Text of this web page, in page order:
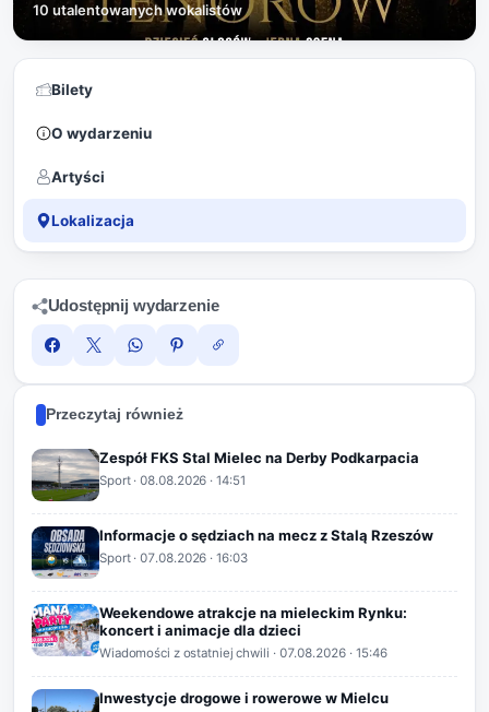
10 utalentowanych wokalistów
Bilety
O wydarzeniu
Artyści
Lokalizacja
Udostępnij wydarzenie
Przeczytaj również
Zespół FKS Stal Mielec na Derby Podkarpacia
Sport·08.08.2026 · 14:51
Informacje o sędziach na mecz z Stalą Rzeszów
Sport·07.08.2026 · 16:03
Weekendowe atrakcje na mieleckim Rynku:
koncert i animacje dla dzieci
Wiadomości z ostatniej chwili · 07.08.2026· 15:46
Inwestycje drogowe i rowerowe w Mielcu